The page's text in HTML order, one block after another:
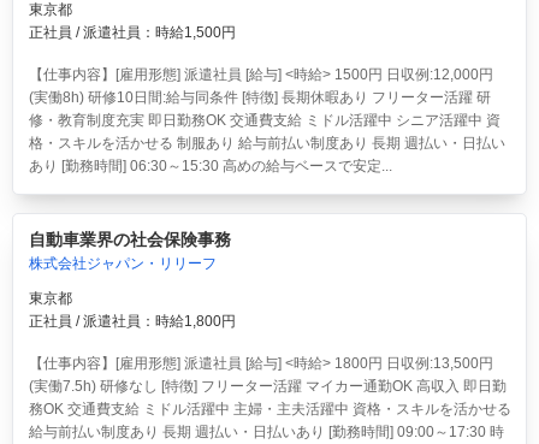
東京都
正社員 / 派遣社員：時給1,500円
【仕事内容】[雇用形態] 派遣社員 [給与] <時給> 1500円 日収例:12,000円
(実働8h) 研修10日間:給与同条件 [特徴] 長期休暇あり フリーター活躍 研
修・教育制度充実 即日勤務OK 交通費支給 ミドル活躍中 シニア活躍中 資
格・スキルを活かせる 制服あり 給与前払い制度あり 長期 週払い・日払い
あり [勤務時間] 06:30～15:30 高めの給与ベースで安定...
自動車業界の社会保険事務
株式会社ジャパン・リリーフ
東京都
正社員 / 派遣社員：時給1,800円
【仕事内容】[雇用形態] 派遣社員 [給与] <時給> 1800円 日収例:13,500円
(実働7.5h) 研修なし [特徴] フリーター活躍 マイカー通勤OK 高収入 即日勤
務OK 交通費支給 ミドル活躍中 主婦・主夫活躍中 資格・スキルを活かせる
給与前払い制度あり 長期 週払い・日払いあり [勤務時間] 09:00～17:30 時